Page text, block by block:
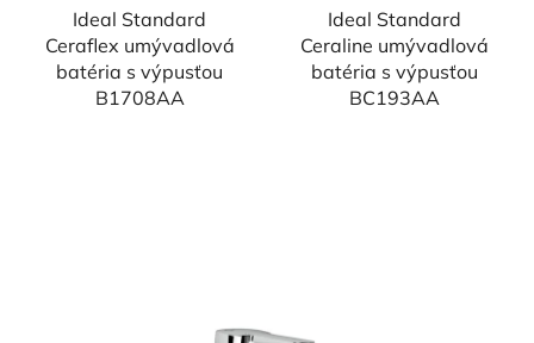
Ideal Standard
Ceraflex umývadlová
batéria s výpusťou
B1708AA
Ideal Standard
Ceraline umývadlová
batéria s výpusťou
BC193AA